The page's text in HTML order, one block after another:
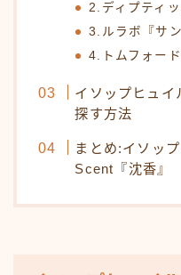
2.ディプティ
3.ルラボ『サ
4.トムフォー
イソップヒュイ
探す方法
まとめ:イソッ
Scent『沈香』